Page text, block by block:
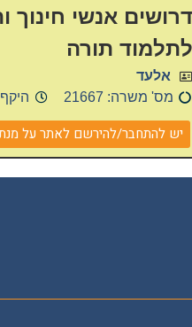
דרושים אנשי חינוך
לתלמוד תורה
אלעד
מס' משרה: 21667
יש להתחבר/להירשם לאתר על